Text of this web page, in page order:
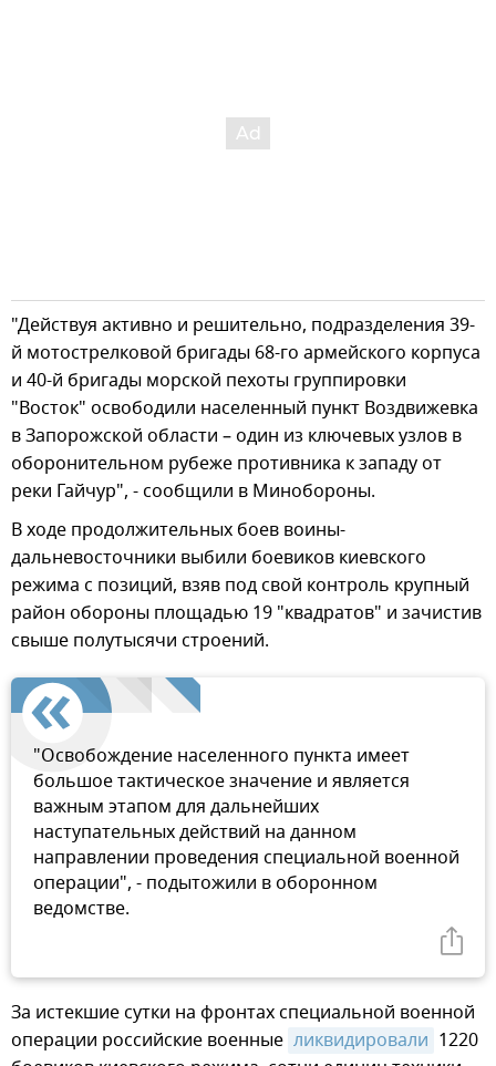
"Действуя активно и решительно, подразделения 39-
й мотострелковой бригады 68-го армейского корпуса
и 40-й бригады морской пехоты группировки
"Восток" освободили населенный пункт Воздвижевка
в Запорожской области – один из ключевых узлов в
оборонительном рубеже противника к западу от
реки Гайчур", - сообщили в Минобороны.
В ходе продолжительных боев воины-
дальневосточники выбили боевиков киевского
режима с позиций, взяв под свой контроль крупный
район обороны площадью 19 "квадратов" и зачистив
свыше полутысячи строений.
"Освобождение населенного пункта имеет
большое тактическое значение и является
важным этапом для дальнейших
наступательных действий на данном
направлении проведения специальной военной
операции", - подытожили в оборонном
ведомстве.
За истекшие сутки на фронтах специальной военной
операции российские военные ликвидировали 1220